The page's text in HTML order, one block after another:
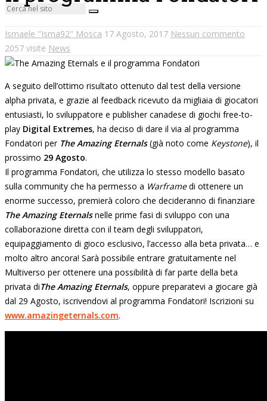
Ismaele "Isma92" Mosca 17 Agosto, 2017 Nessun commento
2057 visite News
A seguito dell’ottimo risultato ottenuto dal test della versione
alpha privata, e grazie al feedback ricevuto da migliaia di giocatori
entusiasti, lo sviluppatore e publisher canadese di giochi free-to-
play Digital Extremes, ha deciso di dare il via al programma
Fondatori per The Amazing Eternals(già noto come Keystone), il
prossimo 29 Agosto.
Il programma Fondatori, che utilizza lo stesso modello basato
sulla community che ha permesso a Warframedi ottenere un
enorme successo, premierà coloro che decideranno di finanziare
The Amazing Eternalsnelle prime fasi di sviluppo con una
collaborazione diretta con il team degli sviluppatori,
equipaggiamento di gioco esclusivo, l’accesso alla beta privata… e
molto altro ancora! Sarà possibile entrare gratuitamente nel
Multiverso per ottenere una possibilità di far parte della beta
privata diThe Amazing Eternals, oppure preparatevi a giocare già
dal 29 Agosto, iscrivendovi al programma Fondatori! Iscrizioni su
www.amazingeternals.com.